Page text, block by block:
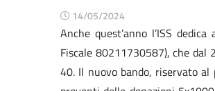
14/05/2024
Anche quest’anno l’ISS
Fiscale 80211730587), che
40. Il nuovo bando, riservato